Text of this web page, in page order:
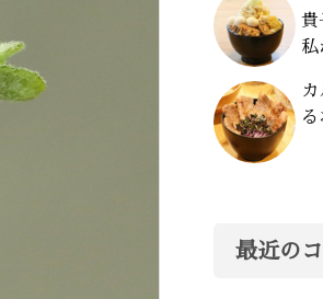
貴
私
最近の